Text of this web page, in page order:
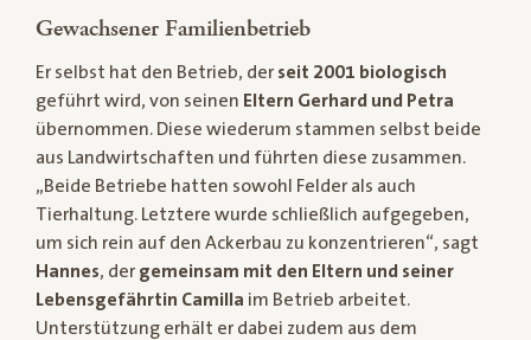
Gewachsener Familienbetrieb
Er selbst hat den Betrieb, der seit 2001 biologisch
geführt wird, von seinen Eltern Gerhard und Petra
übernommen. Diese wiederum stammen selbst beide
aus Landwirtschaften und führten diese zusammen.
„Beide Betriebe hatten sowohl Felder als auch
Tierhaltung. Letztere wurde schließlich aufgegeben,
um sich rein auf den Ackerbau zu konzentrieren“, sagt
Hannes, der gemeinsam mit den Eltern und seiner
Lebensgefährtin Camilla im Betrieb arbeitet.
Unterstützung erhält er dabei zudem aus dem